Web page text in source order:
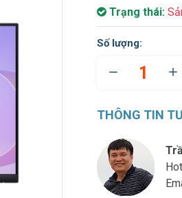
Trạng thái:
Số lượng:
THÔNG TIN